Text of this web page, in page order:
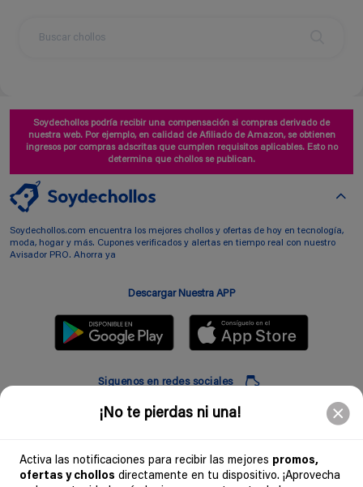
¡No te pierdas ni una!
Activa las notificaciones para recibir las mejores promos,
ofertas y chollos directamente en tu dispositivo. ¡Aprovecha
Soydechollos podría recibir una compensación si compras derivado de
nuestra web. Por ejemplo, en calidad de Afiliado de Amazon, se obtienen
ingresos por compras adscritas que cumplen requisitos aplicables. Esto no
determina que chollos se publican.
Soydechollos.com encuentra los mejores chollos y ofertas de hoy en tecnología,
moda, hogar y más. Cupones verificados y alertas en tiempo real con nuestro
Avisador PRO. Ahorra ya
Descargar Nuestra APP
Siguenos en redes sociales
Introduciendo mi correo electronico acepto la politica de privacidad y doy mi